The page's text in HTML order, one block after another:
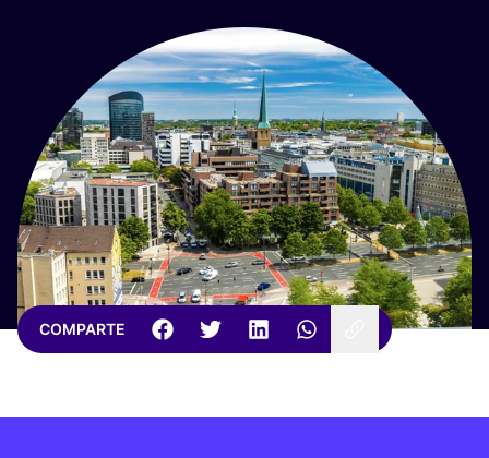
COMPARTE